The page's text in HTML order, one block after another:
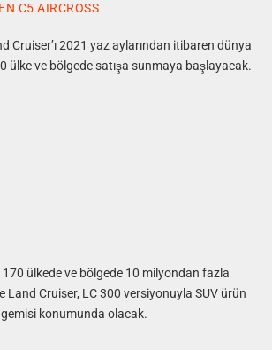
C5 AIRCROSS
Cruiser’ı 2021 yaz aylarından itibaren dünya
ülke ve bölgede satışa sunmaya başlayacak.
170 ülkede ve bölgede 10 milyondan fazla
Land Cruiser, LC 300 versiyonuyla SUV ürün
gemisi konumunda olacak.